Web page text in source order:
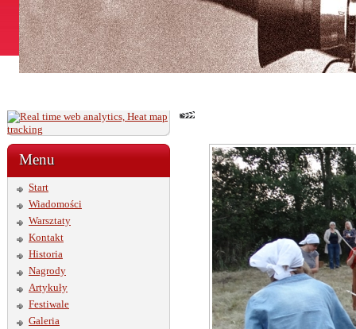
Menu
Start
Wiadomości
Warsztaty
Kontakt
Historia
Nagrody
Artykuły
Festiwale
Galeria